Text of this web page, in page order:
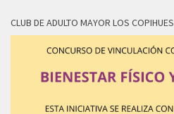
CLUB DE ADULTO MAYOR LOS COPIHUES